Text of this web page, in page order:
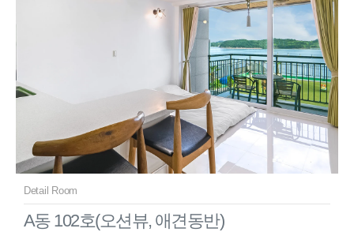
Detail Room
A동 102호(오션뷰, 애견동반)